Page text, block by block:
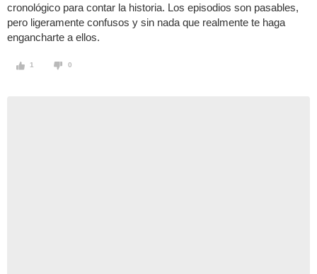
cronológico para contar la historia. Los episodios son pasables,
pero ligeramente confusos y sin nada que realmente te haga
engancharte a ellos.
1 0